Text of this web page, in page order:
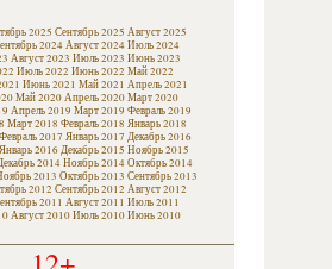
2025 Сентябрь 2025 Август 2025
2024Август 2024Июль 2024
Август 2023 Июль 2023 Июнь 2023
Июль 2022 Июнь 2022 Май 2022
Июнь 2021 Май 2021 Апрель 2021
Май 2020Апрель 2020Март 2020
Апрель 2019 Март 2019 Февраль 2019
Март 2018 Февраль 2018 Январь 2018
Февраль 2017 Январь 2017 Декабрь 2016
Январь 2016 Декабрь 2015 Ноябрь 2015
2014Ноябрь 2014Октябрь 2014
2013 Октябрь 2013 Сентябрь 2013
2012 Сентябрь 2012 Август 2012
2011 Август 2011 Июль 2011
Август 2010Июль 2010Июнь 2010